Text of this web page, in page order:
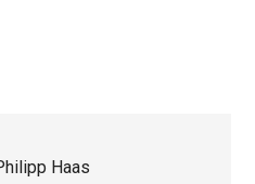
Haas